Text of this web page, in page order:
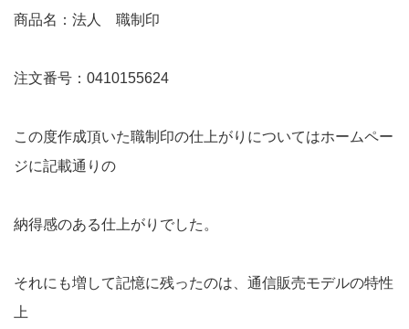
商品名：法人 職制印
注文番号：0410155624
この度作成頂いた職制印の仕上がりについてはホームペー
ジに記載通りの
納得感のある仕上がりでした。
それにも増して記憶に残ったのは、通信販売モデルの特性
上